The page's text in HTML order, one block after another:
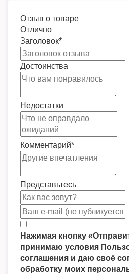
Отзыв о товаре
Отлично
Заголовок*
Достоинства
Недостатки
Комментарий*
Представьтесь
Нажимая кнопку
принимаю условия
соглашения и даю своё
обработку моих